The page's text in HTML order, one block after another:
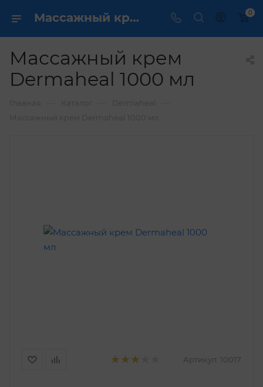
Массажный крем Dermaheal 1000 мл купить по выгодной цене в интернет магазине 0
Массажный крем
Dermaheal 1000 мл
Артикул: 10017